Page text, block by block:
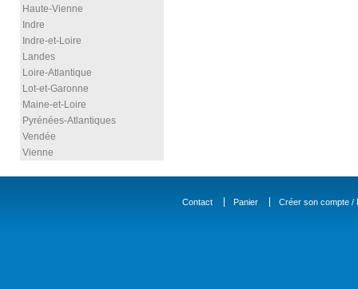
Haute-Vienne
Indre
Indre-et-Loire
Landes
Loire-Atlantique
Lot-et-Garonne
Maine-et-Loire
Pyrénées-Atlantiques
Vendée
Vienne
Contact Panier Créer son compte /